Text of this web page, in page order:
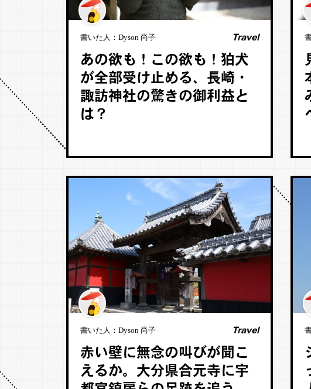
書いた人： Dyson 尚子 Travel
あの欲も！この欲も！狛犬
が全部受け止める、長崎・
諏訪神社の驚きの御利益と
は？
書いた人： Dyson 尚子 Travel
赤い壁に無念の叫びが聞こ
えるか。大分県合元寺に宇